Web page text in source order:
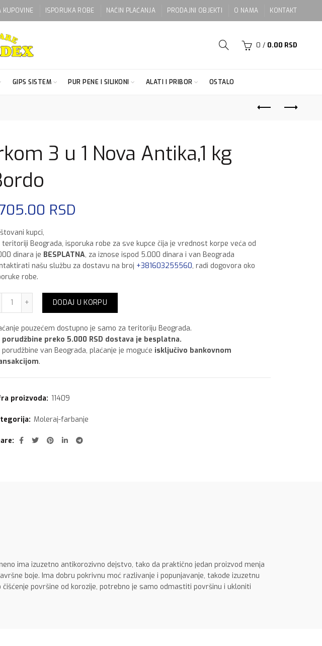
KUPOVINE ISPORUKA ROBE NAČIN PLAĆANJA PRODAJNI OBJEKTI O NAMA KONTAKT
0 / 0.00 RSD
GIPS SISTEM PUR PENE I SILIKONI ALATI I PRIBOR OSTALO
3 u 1 Nova Antika,1 kg
RSD
kupci,
teritoriji Beograda, isporuka robe za sve kupce čija je vrednost korpe veća od
dinara je BESPLATNA, za iznose ispod 5.000 dinara i van Beograda
našu službu za dostavu na broj +381603255560, radi dogovora oko
robe.
Irkom 3 u 1 Nova Antika,1 kg Bordo količina
DODAJ U KORPU
pouzećem dostupno je samo za teritoriju Beograda.
porudžbine preko 5.000 RSD dostava je besplatna.
porudžbine van Beograda, plaćanje je moguće isključivo bankovnom
.
proizvoda: 11409
Moleraj-farbanje
ima izuzetno antikorozivno dejstvo, tako da praktično jedan proizvod menja
boje. Ima dobru pokrivnu moć razlivanje i popunjavanje, takođe izuzetnu
površine od korozije, potrebno je samo odmastiti površinu i ukloniti